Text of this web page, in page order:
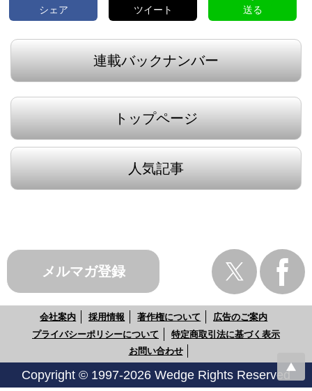
シェア ツイート 送る
連載バックナンバー
トップページ
人気記事
メルマガ登録
会社案内 採用情報 著作権について
広告のご案内
プライバシーポリシーについて
特定商取引法に基づく表示
お問い合わせ
Copyright © 1997-2026 Wedge Rights Reserved